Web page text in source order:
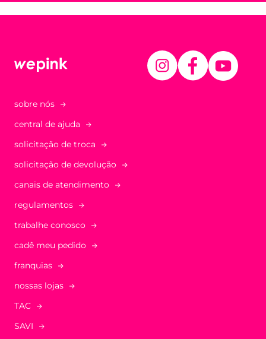
sobre nós
central de ajuda
solicitação de troca
solicitação de devolução
canais de atendimento
regulamentos
trabalhe conosco
cadê meu pedido
franquias
nossas lojas
TAC
SAVI